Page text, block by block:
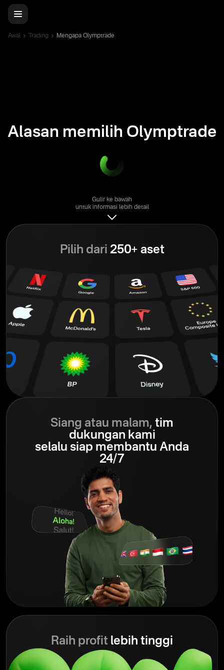
Awal Trading Mengapa Olymptrade
Alasan memilih Olymptrade
Gulir ke bawah
untuk informasi lebih detail
Pilih dari 250+ aset
Siang atau malam, tim
dukungan kami
selalu siap membantu Anda
24/7
Raih profit lebih tinggi